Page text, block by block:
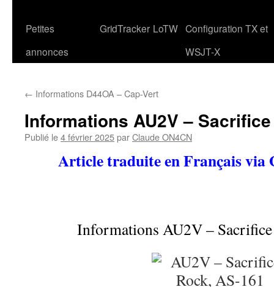
Petites
annonces
GridTracker LoTW Configuration TX et
WSJT-X
← Informations D44OA – Cap-Vert
Informations AU2V –
Publié le4 février 2025parClaude ON4CN
Article traduite en Français via
Informations AU2V –